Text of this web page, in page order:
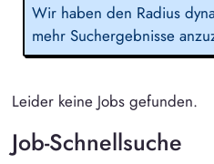
Wir haben den Radius
mehr Suchergebnisse
Leider keine Jobs gefunden.
Job-Schnellsuche